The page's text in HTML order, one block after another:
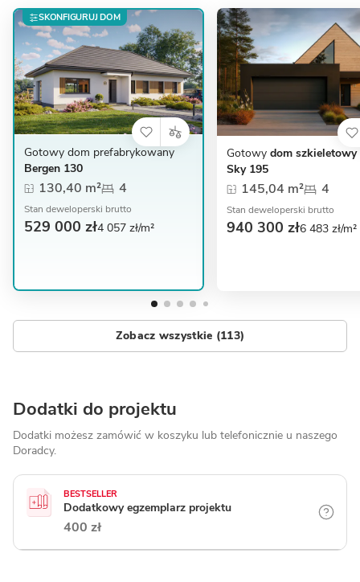
SKONFIGURUJ DOM
Gotowy dom prefabrykowany
Bergen 130
130,40 m² 4
Stan deweloperski brutto
529 000 zł4 057 zł/m²
Gotowy dom szkieletowy
Sky 195
145,04 m² 4
Stan deweloperski brutto
940 300 zł6 483 zł/m²
Zobacz wszystkie (113)
Dodatki do projektu
Dodatki możesz zamówić w koszyku lub telefonicznie u naszego
Doradcy.
BESTSELLER
Dodatkowy egzemplarz projektu
400 zł